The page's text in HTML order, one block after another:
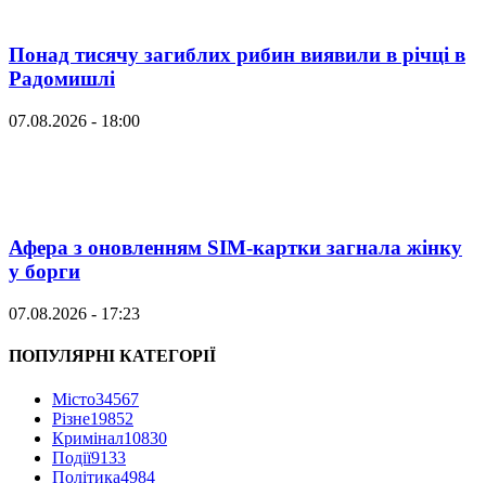
Понад тисячу загиблих рибин виявили в річці в
Радомишлі
07.08.2026 - 18:00
Афера з оновленням SIM-картки загнала жінку
у борги
07.08.2026 - 17:23
ПОПУЛЯРНІ КАТЕГОРІЇ
Місто34567
Різне19852
Кримінал10830
Події9133
Політика4984